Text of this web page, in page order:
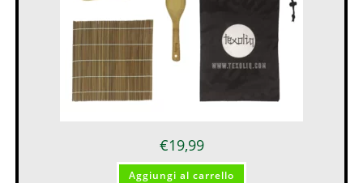
€19,99
Aggiungi al carrello